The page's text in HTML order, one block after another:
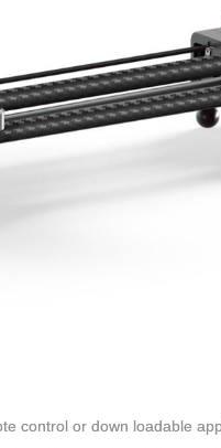
control or down loadable